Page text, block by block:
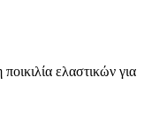
ελαστικών για